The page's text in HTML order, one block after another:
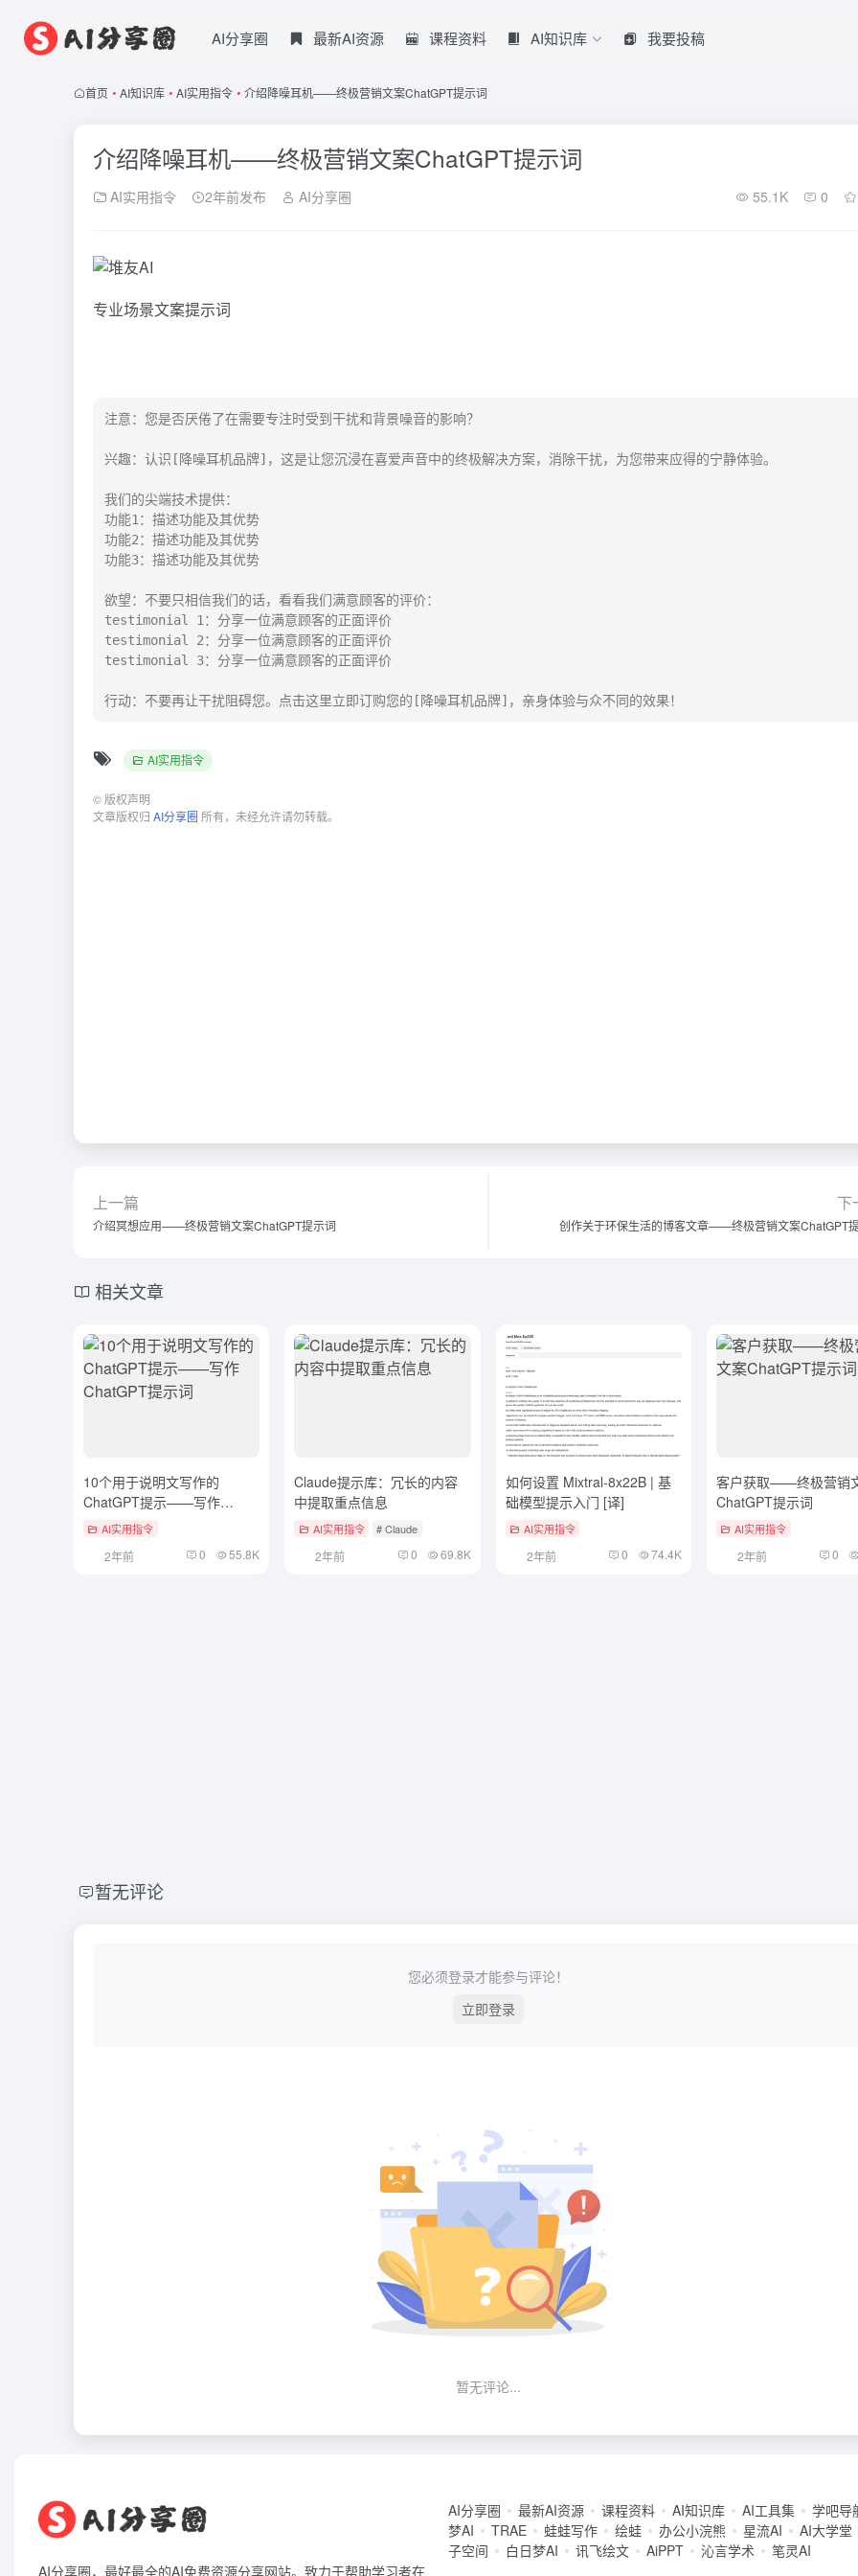
AI分享圈 最新AI资源 课程资料 AI知识库 我要投稿
首页 • AI知识库 • AI实用指令 • 介绍降噪耳机——终极营销文案ChatGPT提示词
介绍降噪耳机——终极营销文案ChatGPT提示词
AI实用指令 2年前发布 AI分享圈 55.1K 0
专业场景文案提示词
注意：您是否厌倦了在需要专注时受到干扰和背景噪音的影响？
兴趣：认识[降噪耳机品牌]，这是让您沉浸在喜爱声音中的终极解决方案，消除干扰，为您带来应得的宁静体验。
我们的尖端技术提供：
功能1：描述功能及其优势
功能2：描述功能及其优势
功能3：描述功能及其优势
欲望：不要只相信我们的话，看看我们满意顾客的评价：
testimonial 1：分享一位满意顾客的正面评价
testimonial 2：分享一位满意顾客的正面评价
testimonial 3：分享一位满意顾客的正面评价
行动：不要再让干扰阻碍您。点击这里立即订购您的[降噪耳机品牌]，亲身体验与众不同的效果！
AI实用指令
© 版权声明
文章版权归 AI分享圈 所有，未经允许请勿转载。
上一篇
介绍冥想应用——终极营销文案ChatGPT提示词
下
创作关于环保生活的博客文章——终极营销文案ChatGPT
相关文章
10个用于说明文写作的
ChatGPT提示——写作
ChatGPT提示词
AI实用指令
2年前 0 55.8K
Claude提示库：冗长的内容
中提取重点信息
AI实用指令 # Claude
2年前 0 69.8K
如何设置 Mixtral-8x22B | 基
础模型提示入门 [译]
AI实用指令
2年前 0 74.4K
客户获取——终极营销
ChatGPT提示词
AI实用指令
2年前 0
暂无评论
您必须登录才能参与评论！
立即登录
暂无评论...
AI分享圈，最好最全的AI免费资源分享网站。致力于帮助学习者在
AI分享圈 最新AI资源 课程资料 AI知识库 AI工具集 学吧导
梦AI
TRAE 蛙蛙写作 绘蛙 办公小浣熊 星流AI AI大学堂
子空间
白日梦AI 讯飞绘文 AiPPT 沁言学术 笔灵AI